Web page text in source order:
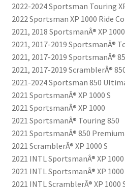
2022-2024 Sportsman Touring
2022 Sportsman XP 1000 Ride
2021, 2018 SportsmanÂ® XP
2021, 2017-2019 SportsmanÂ®
2021, 2017-2019 SportsmanÂ®
2021, 2017-2019 ScramblerÂ®
2021-2024 Sportsman 850
2021 SportsmanÂ® XP 1000 S
2021 SportsmanÂ® XP 1000
2021 SportsmanÂ® Touring 850
2021 SportsmanÂ® 850 Premium
2021 ScramblerÂ® XP 1000 S
2021 INTL SportsmanÂ® XP 1000
2021 INTL SportsmanÂ® XP 1000
2021 INTL ScramblerÂ® XP 1000